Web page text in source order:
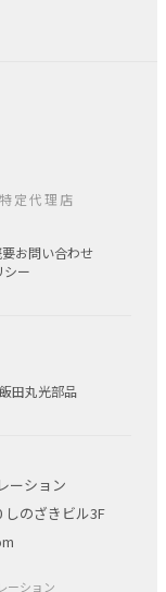
定代理店
お問い合わせ
シー
飯田丸光部品
ーション
のざきビル3F
ーション